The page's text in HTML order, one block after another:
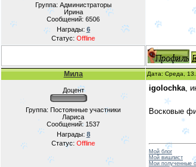
Группа: Администраторы
Ирина
Сообщений: 6506
Награды: 6
Статус: Offline
Мила Дата: Среда,
Доцент
Группа: Постоянные участники
Лариса
Сообщений: 1537
Награды: 8
Статус: Offline
igolochka ,
Восковые
Мой блог
Мой вишлист
Мои полученные